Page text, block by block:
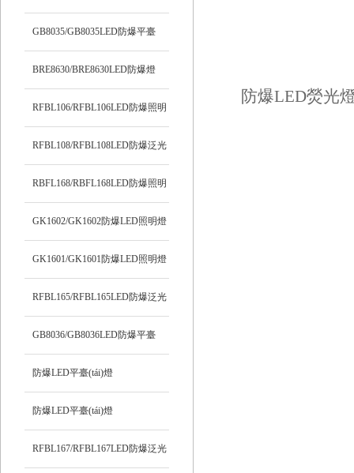
燈
GB8035/GB8035LED防爆平臺
(tái)燈
BRE8630/BRE8630LED防爆燈
RFBL106/RFBL106LED防爆照明
燈
RFBL108/RFBL108LED防爆泛光
燈
RBFL168/RBFL168LED防爆照明
燈
GK1602/GK1602防爆LED照明燈
GK1601/GK1601防爆LED照明燈
RFBL165/RFBL165LED防爆泛光
燈
GB8036/GB8036LED防爆平臺
(tái)燈
防爆LED平臺(tái)燈
SPF341/SPF341
防爆LED平臺(tái)燈
SPF339/SPF339
RFBL167/RFBL167LED防爆泛光